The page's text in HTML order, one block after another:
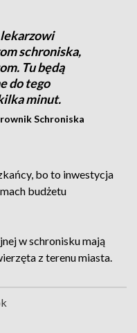
schroniska,
Tu będą
do tego
minut.
Schroniska
bo to inwestycja
budżetu
w schronisku mają
z terenu miasta.